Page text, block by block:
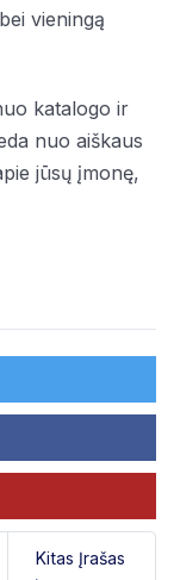
vieningą
katalogo ir
nuo aiškaus
jūsų įmonę,
Kitas Įrašas